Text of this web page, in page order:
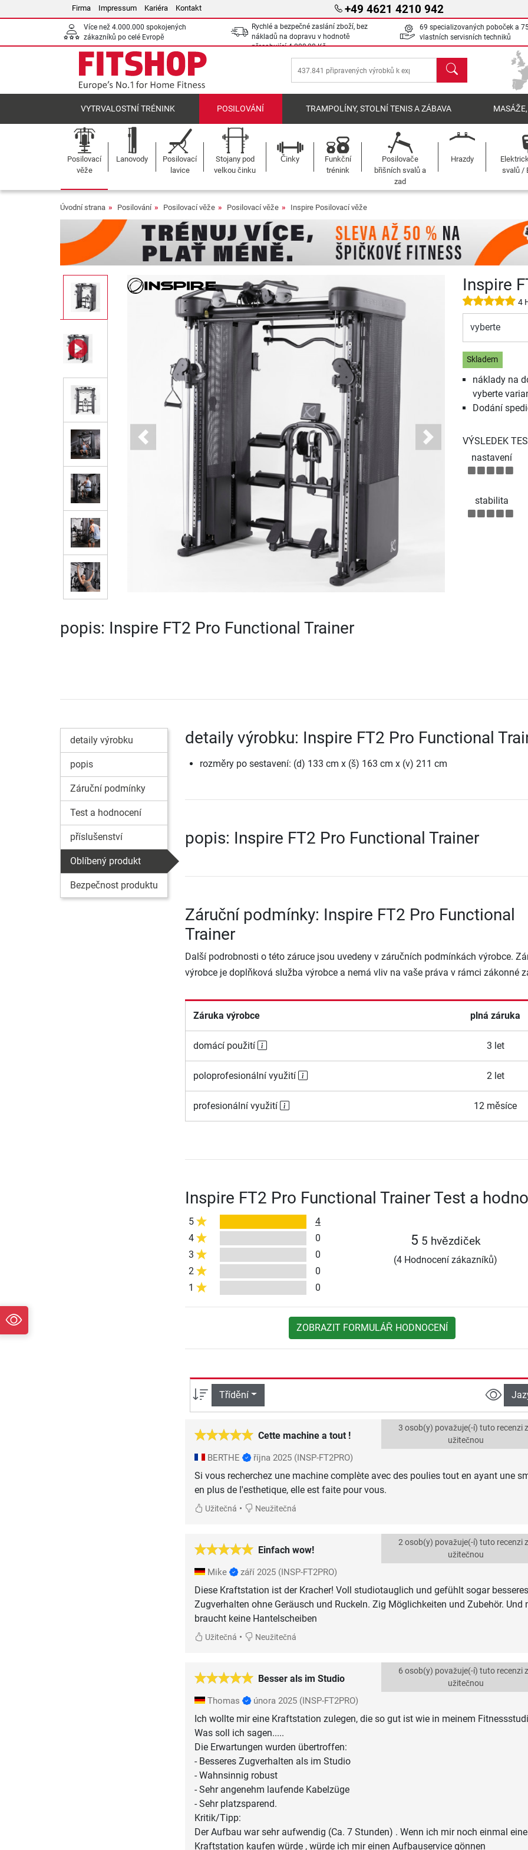
Firma Impressum Kariéra Kontakt +49 4621 4210 942
Více než 4.000.000 spokojených
zákazníků po celé Evropě
Rychlé a bezpečné zaslání zboží, bez
nákladů na dopravu v hodnotě
přesahující4 000,00 Kč
69 specializovaných poboček a
vlastních servisních techniků
Hledat
VYTRVALOSTNÍ TRÉNINK POSILOVÁNÍ TRAMPOLÍNY, STOLNÍ TENIS A ZÁBAVA
Posilovací
věže
Lanovody
Posilovací
lavice
Stojany pod
velkou činku
Činky
Funkční
trénink
Posilovače
břišních svalů a
zad
Hrazdy
svalů /
Úvodní strana Posilování Posilovací věže Posilovací věže Inspire Posilovací věže
Previous Next
Inspire
4
vyberte
Skladem
náklady na
vyberte
Dodání
VÝSLEDEK
nastavení
stabilita
popis: Inspire FT2 Pro Functional Trainer
detaily výrobku
popis
Záruční podmínky
Test a hodnocení
příslušenství
Oblíbený produkt
Bezpečnost produktu
detaily výrobku: Inspire FT2 Pro Functional
rozměry po sestavení: (d) 133 cm x (š) 163 cm x (v) 211 cm
popis: Inspire FT2 Pro Functional Trainer
Záruční podmínky: Inspire FT2 Pro Functional
Trainer
Další podrobnosti o této záruce jsou uvedeny v záručních podmínkách výrobce.
výrobce je doplňková služba výrobce a nemá vliv na vaše práva v rámci zákonné
Záruka výrobce plná záruka
domácí použití 3 let
poloprofesionální využití 2 let
profesionální využití 12 měsíce
Inspire FT2 Pro Functional Trainer Test a
5
4
4
0
3
0
2
0
1
0
5 5 hvězdiček
(4 Hodnocení zákazníků)
ZOBRAZIT FORMULÁŘ HODNOCENÍ
Třídění
Cette machine a tout !
3 osob(y) považuje(-í) tuto recenzi
užitečnou
BERTHE října 2025 (INSP-FT2PRO)
Si vous recherchez une machine complète avec des poulies tout en ayant une
en plus de l'esthetique, elle est faite pour vous.
Užitečná • Neužitečná
Einfach wow!
2 osob(y) považuje(-í) tuto recenzi
užitečnou
Mike září 2025 (INSP-FT2PRO)
Diese Kraftstation ist der Kracher! Voll studiotauglich und gefühlt sogar besseres
Zugverhalten ohne Geräusch und Ruckeln. Zig Möglichkeiten und Zubehör. Und
braucht keine Hantelscheiben
Užitečná • Neužitečná
Besser als im Studio
6 osob(y) považuje(-í) tuto recenzi
užitečnou
Thomas února 2025 (INSP-FT2PRO)
Ich wollte mir eine Kraftstation zulegen, die so gut ist wie in meinem
Was soll ich sagen.....
Die Erwartungen wurden übertroffen:
- Besseres Zugverhalten als im Studio
- Wahnsinnig robust
- Sehr angenehm laufende Kabelzüge
- Sehr platzsparend.
Kritik/Tipp:
Der Aufbau war sehr aufwendig (Ca. 7 Stunden) . Wenn ich mir noch einmal eine
Kraftstation kaufen würde , würde ich mir einen Aufbauservice gönnen